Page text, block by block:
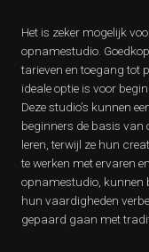
Het is zeker mogelijk
opnamestudio.
tarieven en toegang tot
ideale optie is voor
Deze studio’s kunnen
beginners de basis van
leren, terwijl ze hun
te werken met ervaren
opnamestudio, kunnen
hun vaardigheden
gepaard gaan met